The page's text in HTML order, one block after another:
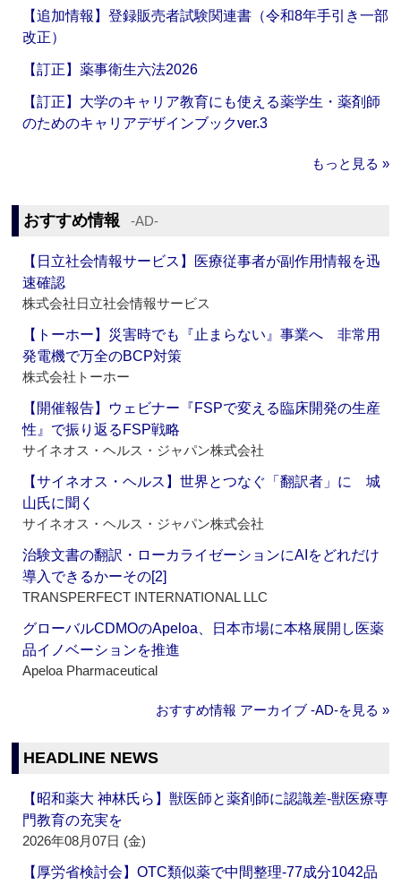
【追加情報】登録販売者試験関連書（令和8年手引き一部
改正）
【訂正】薬事衛生六法2026
【訂正】大学のキャリア教育にも使える薬学生・薬剤師
のためのキャリアデザインブックver.3
もっと見る »
おすすめ情報 ‐AD‐
【日立社会情報サービス】医療従事者が副作用情報を迅
速確認
株式会社日立社会情報サービス
【トーホー】災害時でも『止まらない』事業へ 非常用
発電機で万全のBCP対策
株式会社トーホー
【開催報告】ウェビナー『FSPで変える臨床開発の生産
性』で振り返るFSP戦略
サイネオス・ヘルス・ジャパン株式会社
【サイネオス・ヘルス】世界とつなぐ「翻訳者」に 城
山氏に聞く
サイネオス・ヘルス・ジャパン株式会社
治験文書の翻訳・ローカライゼーションにAIをどれだけ
導入できるかーその[2]
TRANSPERFECT INTERNATIONAL LLC
グローバルCDMOのApeloa、日本市場に本格展開し医薬
品イノベーションを推進
Apeloa Pharmaceutical
おすすめ情報 アーカイブ ‐AD‐を見る »
HEADLINE NEWS
【昭和薬大 神林氏ら】獣医師と薬剤師に認識差‐獣医療専
門教育の充実を
2026年08月07日 (金)
【厚労省検討会】OTC類似薬で中間整理‐77成分1042品